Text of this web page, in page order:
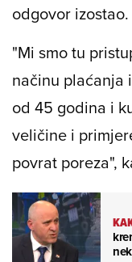
odgovor izostao.
"Mi smo tu
načinu plaćanja
od 45 godina i
veličine i
povrat poreza",